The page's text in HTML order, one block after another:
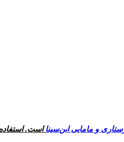
و مامایی ابن‌سینااست.